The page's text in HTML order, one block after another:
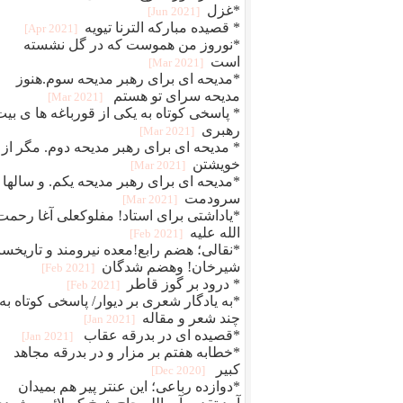
*غزل [2021 Jun]
* قصیده مبارکه الترنا تیویه [2021 Apr]
*نوروز من هموست که در گل نشسته
است
[2021 Mar]
*مدیحه ای برای رهبر مدیحه سوم.هنوز
مدیحه سرای تو هستم
[2021 Mar]
* پاسخی کوتاه به یکی از قورباغه ها ی
رهبری
[2021 Mar]
* مدیحه ای برای رهبر مدیحه دوم. مگر از
خویشتن
[2021 Mar]
*مدیحه ای برای رهبر مدیحه یکم. و سالها
سرودمت
[2021 Mar]
*یاداشتی برای استاد! مفلوکعلی آغا
الله علیه
[2021 Feb]
*نقالی؛ هضم رابع!معده نیرومند و
شیرخان! وهضم شدگان
[2021 Feb]
* درود بر گوز قاطر [2021 Feb]
*به یادگار شعری بر دیوار/ پاسخی کوتاه به
چند شعر و مقاله
[2021 Jan]
*قصیده ای در بدرقه عقاب [2021 Jan]
*خطابه هفتم بر مزار و در بدرقه مجاهد
کبیر
[2020 Dec]
*دوازده رباعی؛ این عنتر پیر هم بمیدان